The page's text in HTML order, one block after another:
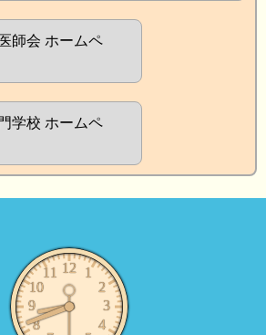
師会 ホームペ
学校 ホームペ